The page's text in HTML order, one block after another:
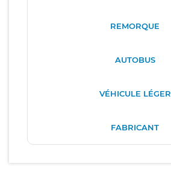
REMORQUE
AUTOBUS
VÉHICULE LÉGER
FABRICANT